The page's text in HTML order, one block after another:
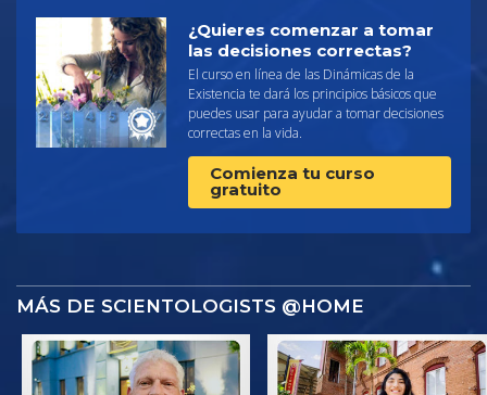
¿Quieres comenzar a tomar
las decisiones correctas?
El curso en línea de las Dinámicas de la
Existencia te dará los principios básicos que
puedes usar para ayudar a tomar decisiones
correctas en la vida.
Comienza tu curso
gratuito
MÁS DE SCIENTOLOGISTS @HOME